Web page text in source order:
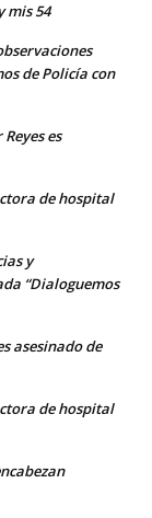
mis 54
de Policía con
es
de hospital
y
“Dialoguemos
asesinado de
de hospital